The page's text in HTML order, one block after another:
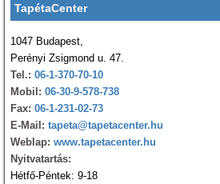
TapétaCenter
1047 Budapest,
Perényi Zsigmond u. 47.
Tel.: 06-1-370-70-10
Mobil: 06-30-9-578-738
Fax: 06-1-231-02-73
E-Mail: tapeta@tapetacenter.hu
Weblap: www.tapetacenter.hu
Nyitvatartás:
Hétfő-Péntek: 9-18